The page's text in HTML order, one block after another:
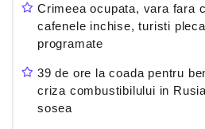
Crimeea ocupata, vara fara
cafenele inchise, turisti
programate
39 de ore la coada pentru
criza combustibilului in
sosea